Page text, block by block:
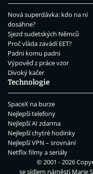
Nová superdávka: kdo na ní
dosáhne?
Sjezd sudetských Němců
Proč vláda zavádí EET?
Padni komu padni
Výpověď z práce vzor
Divoký kačer
Technologie
SpaceX na burze
Nejlepší telefony
Nejlepší AI zdarma
Nejlepší chytré hodinky
Nejlepší VPN – srovnání
Netflix filmy a seriály
© 2001 - 2026
se sídlem náměstí Marie